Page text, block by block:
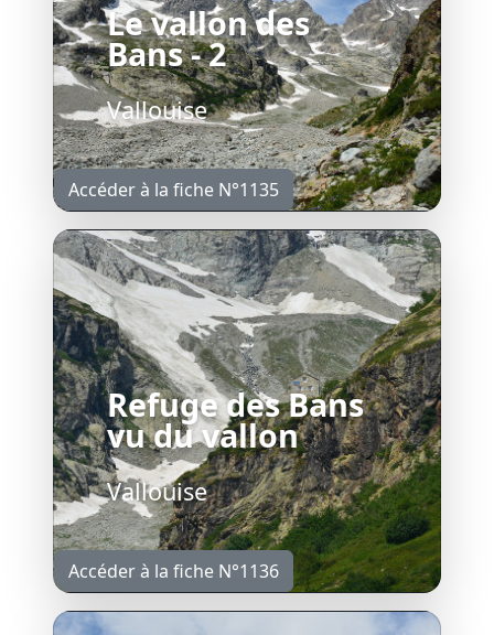
Le vallon des
Bans - 2
Vallouise
Accéder à la fiche N°1135
Refuge des Bans
vu du vallon
Vallouise
Accéder à la fiche N°1136